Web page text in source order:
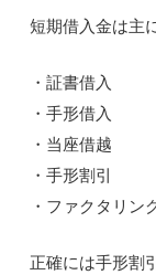
短期借入金は主
・証書借入
・手形借入
・当座借越
・手形割引
・ファクタリン
正確には手形割